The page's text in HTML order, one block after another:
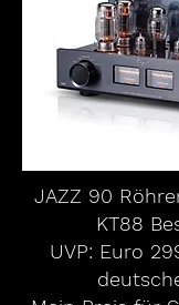
JAZZ 90
KT88
UVP: Euro